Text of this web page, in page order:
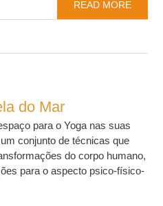
READ MORE
do Mar
para o Yoga nas suas
conjunto de técnicas que
do corpo humano,
para o aspecto psico-físico-